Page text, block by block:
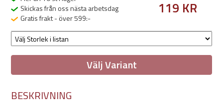
Skickas från oss nästa arbetsdag
Gratis frakt - över 599:-
119 KR
Välj Variant
BESKRIVNING